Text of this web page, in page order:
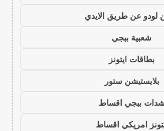
عن طريق الايدي
شعبية ببجي
بطاقات ايتونز
بلايستيشن ستور
شدات ببجي اقساط
امريكي اقساط